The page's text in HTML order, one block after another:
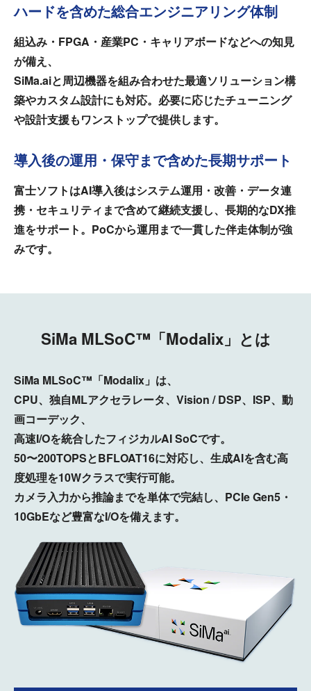
ハードを含めた総合エンジニアリング体制
組込み・FPGA・産業PC・キャリアボードなどへの知見
が備え、
SiMa.aiと周辺機器を組み合わせた最適ソリューション構
築やカスタム設計にも対応。必要に応じたチューニング
や設計支援もワンストップで提供します。
導入後の運用・保守まで含めた長期サポート
富士ソフトはAI導入後はシステム運用・改善・データ連
携・セキュリティまで含めて継続支援し、長期的なDX推
進をサポート。PoCから運用まで一貫した伴走体制が強
みです。
SiMa MLSoC™「Modalix」とは
SiMa MLSoC™「Modalix」は、
CPU、独自MLアクセラレータ、Vision / DSP、ISP、動
画コーデック、
高速I/Oを統合したフィジカルAI SoCです。
50〜200TOPSとBFLOAT16に対応し、生成AIを含む高
度処理を10Wクラスで実行可能。
カメラ入力から推論までを単体で完結し、PCIe Gen5・
10GbEなど豊富なI/Oを備えます。